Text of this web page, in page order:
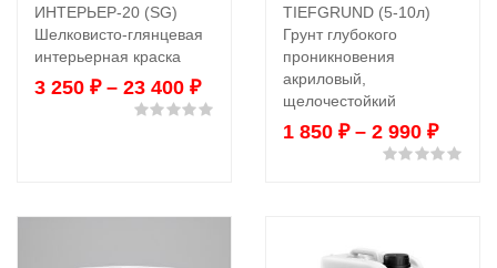
ИНТЕРЬЕР-20 (SG)
Шелковисто-глянцевая
интерьерная краска
3 250 ₽– 23 400 ₽
из 5
TIEFGRUND (5-10л)
Грунт глубокого
проникновения
акриловый,
щелочестойкий
1 850 ₽– 2 990 ₽